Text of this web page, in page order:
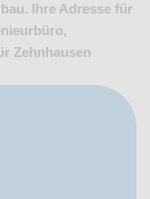
Ihre Adresse für
Zehnhausen